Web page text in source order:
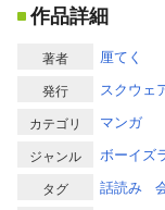
作品詳細
著者 厘てく
発行 スクウェ
カテゴリ マンガ
ジャンル ボーイズ
タグ 話読み